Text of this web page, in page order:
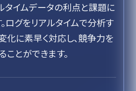
タイムデータの利点と課題に
ログをリアルタイムで分析す
化に素早く対応し、競争力を
ことができます。